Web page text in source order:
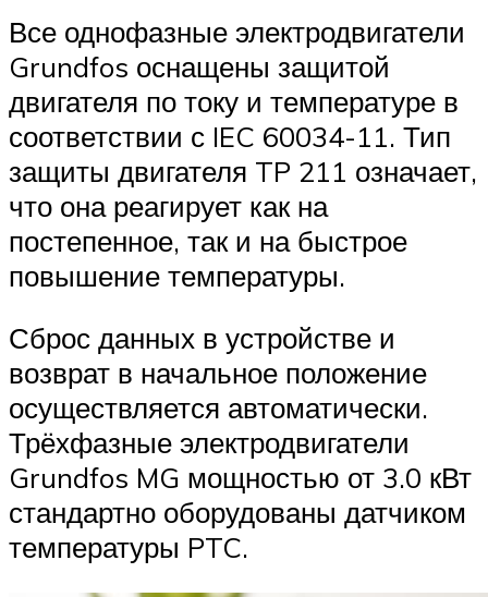
Все однофазные электродвигатели
Grundfos оснащены защитой
двигателя по току и температуре в
соответствии с IEC 60034-11. Тип
защиты двигателя TP 211 означает,
что она реагирует как на
постепенное, так и на быстрое
повышение температуры.
Сброс данных в устройстве и
возврат в начальное положение
осуществляется автоматически.
Трёхфазные электродвигатели
Grundfos MG мощностью от 3.0 кВт
стандартно оборудованы датчиком
температуры PTC.